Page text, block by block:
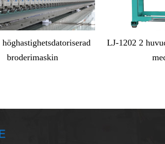
broderimaskin
LJ-1202 2